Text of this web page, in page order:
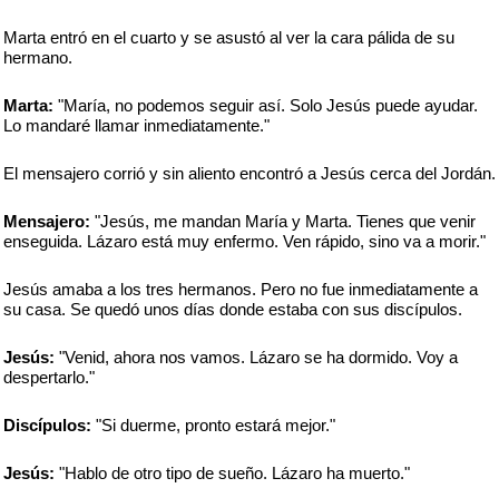
Marta entró en el cuarto y se asustó al ver la cara pálida de su
hermano.
Marta: "María, no podemos seguir así. Solo Jesús puede ayudar.
Lo mandaré llamar inmediatamente."
El mensajero corrió y sin aliento encontró a Jesús cerca del Jordán.
Mensajero: "Jesús, me mandan María y Marta. Tienes que venir
enseguida. Lázaro está muy enfermo. Ven rápido, sino va a morir."
Jesús amaba a los tres hermanos. Pero no fue inmediatamente a
su casa. Se quedó unos días donde estaba con sus discípulos.
Jesús: "Venid, ahora nos vamos. Lázaro se ha dormido. Voy a
despertarlo."
Discípulos: "Si duerme, pronto estará mejor."
Jesús: "Hablo de otro tipo de sueño. Lázaro ha muerto."